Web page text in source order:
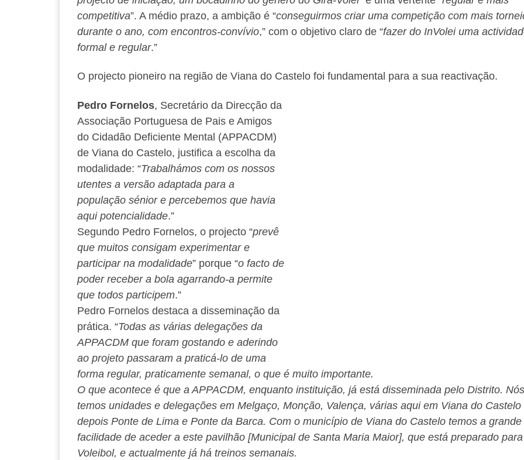
competitiva”. A médio prazo, a ambição é “conseguirmos criar uma competição com mais
durante o ano, com encontros-convívio,” com o objetivo claro de “fazer do InVolei uma
formal e regular.”
O projecto pioneiro na região de Viana do Castelo foi fundamental para a sua reactivação.
Pedro Fornelos, Secretário da Direcção da
Associação Portuguesa de Pais e Amigos
do Cidadão Deficiente Mental (APPACDM)
de Viana do Castelo, justifica a escolha da
modalidade: “Trabalhámos com os nossos
utentes a versão adaptada para a
população sénior e percebemos que havia
aqui potencialidade.”
Segundo Pedro Fornelos, o projecto “prevê
que muitos consigam experimentar e
participar na modalidade” porque “o facto de
poder receber a bola agarrando-a permite
que todos participem.”
Pedro Fornelos destaca a disseminação da
prática. “Todas as várias delegações da
APPACDM que foram gostando e aderindo
ao projeto passaram a praticá-lo de uma
forma regular, praticamente semanal, o que é muito importante.
O que acontece é que a APPACDM, enquanto instituição, já está disseminada pelo Distrito. Nós
temos unidades e delegações em Melgaço, Monção, Valença, várias aqui em Viana do Castelo
depois Ponte de Lima e Ponte da Barca. Com o município de Viana do Castelo temos a grande
facilidade de aceder a este pavilhão [Municipal de Santa Maria Maior], que está preparado
Voleibol, e actualmente já há treinos semanais.